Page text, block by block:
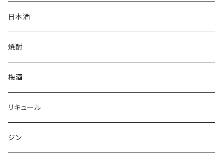
日本酒
焼酎
梅酒
リキュール
ジン